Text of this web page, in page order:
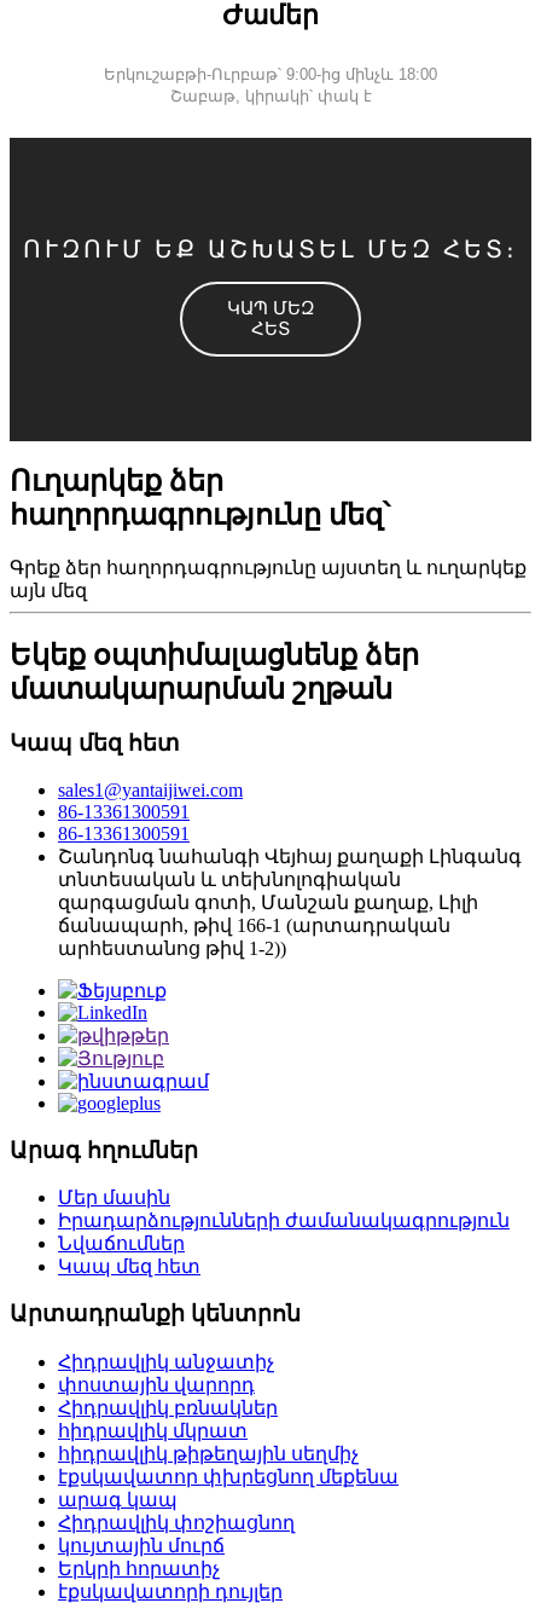
Ժամեր
Երկուշաբթի-Ուրբաթ՝ 9:00-ից մինչև 18:00
Շաբաթ, կիրակի՝ փակ է
ՈՒԶՈՒՄ ԵՔ ԱՇԽԱՏԵԼ ՄԵԶ ՀԵՏ։
ԿԱՊ ՄԵԶ
ՀԵՏ
Ուղարկեք ձեր
հաղորդագրությունը մեզ՝
Գրեք ձեր հաղորդագրությունը այստեղ և ուղարկեք
այն մեզ
Եկեք օպտիմալացնենք ձեր
մատակարարման շղթան
Կապ մեզ հետ
sales1@yantaijiwei.com
86-13361300591
86-13361300591
Շանդոնգ նահանգի Վեյհայ քաղաքի Լինգանգ
տնտեսական և տեխնոլոգիական
զարգացման գոտի, Մանշան քաղաք, Լիլի
ճանապարհ, թիվ 166-1 (արտադրական
արհեստանոց թիվ 1-2))
Արագ հղումներ
Մեր մասին
Իրադարձությունների ժամանակագրություն
Նվաճումներ
Կապ մեզ հետ
Արտադրանքի կենտրոն
Հիդրավլիկ անջատիչ
փոստային վարորդ
Հիդրավլիկ բռնակներ
հիդրավլիկ մկրատ
հիդրավլիկ թիթեղային սեղմիչ
էքսկավատոր փխրեցնող մեքենա
արագ կապ
Հիդրավլիկ փոշիացնող
կույտային մուրճ
Երկրի հորատիչ
էքսկավատորի դույլեր